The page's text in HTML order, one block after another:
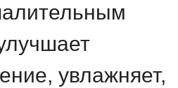
увлажняет,